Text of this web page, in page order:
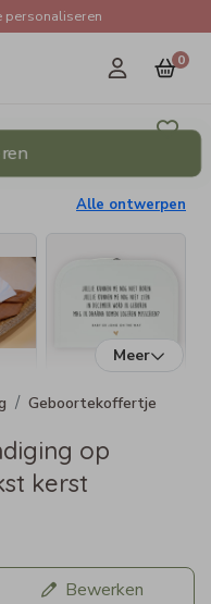
personaliseren
0
Alle ontwerpen
Meer
Geboortekoffertje
op
kerst
Bewerken